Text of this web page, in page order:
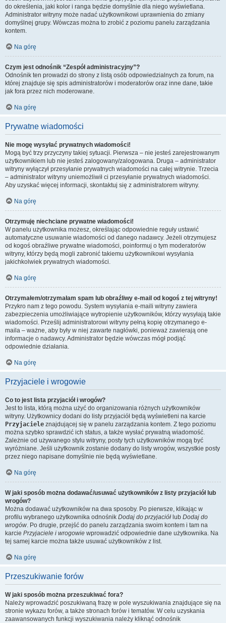
do określenia, jaki kolor i ranga będzie domyślnie dla niego wyświetlana.
Administrator witryny może nadać użytkownikowi uprawnienia do zmiany
domyślnej grupy. Wówczas można to zrobić z poziomu panelu zarządzania
kontem.
Na górę
Czym jest odnośnik “Zespół administracyjny”?
Odnośnik ten prowadzi do strony z listą osób odpowiedzialnych za forum, na
której znajduje się spis administratorów i moderatorów oraz inne dane, takie
jak fora przez nich moderowane.
Na górę
Prywatne wiadomości
Nie mogę wysyłać prywatnych wiadomości!
Mogą być trzy przyczyny takiej sytuacji. Pierwsza – nie jesteś zarejestrowanym
użytkownikiem lub nie jesteś zalogowany/zalogowana. Druga – administrator
witryny wyłączył przesyłanie prywatnych wiadomości na całej witrynie. Trzecia
– administrator witryny uniemożliwił ci przesyłanie prywatnych wiadomości.
Aby uzyskać więcej informacji, skontaktuj się z administratorem witryny.
Na górę
Otrzymuję niechciane prywatne wiadomości!
W panelu użytkownika możesz, określając odpowiednie reguły ustawić
automatyczne usuwanie wiadomości od danego nadawcy. Jeżeli otrzymujesz
od kogoś obraźliwe prywatne wiadomości, poinformuj o tym moderatorów
witryny, którzy będą mogli zabronić takiemu użytkownikowi wysyłania
jakichkolwiek prywatnych wiadomości.
Na górę
Otrzymałem/otrzymałam spam lub obraźliwy e-mail od kogoś z tej witryny!
Przykro nam z tego powodu. System wysyłania e-maili witryny zawiera
zabezpieczenia umożliwiające wytropienie użytkowników, którzy wysyłają takie
wiadomości. Prześlij administratorowi witryny pełną kopię otrzymanego e-
maila – ważne, aby były w niej zawarte nagłówki, ponieważ zawierają one
informacje o nadawcy. Administrator będzie wówczas mógł podjąć
odpowiednie działania.
Na górę
Przyjaciele i wrogowie
Co to jest lista przyjaciół i wrogów?
Jest to lista, którą można użyć do organizowania różnych użytkowników
witryny. Użytkownicy dodani do listy przyjaciół będą wyświetleni na karcie
Przyjaciele znajdującej się w panelu zarządzania kontem. Z tego poziomu
można szybko sprawdzić ich status, a także wysłać prywatną wiadomość.
Zależnie od używanego stylu witryny, posty tych użytkowników mogą być
wyróżniane. Jeśli użytkownik zostanie dodany do listy wrogów, wszystkie posty
przez niego napisane domyślnie nie będą wyświetlane.
Na górę
W jaki sposób można dodawać/usuwać użytkowników z listy przyjaciół lub
wrogów?
Można dodawać użytkowników na dwa sposoby. Po pierwsze, klikając w
profilu wybranego użytkownika odnośnik Dodaj do przyjaciół lub Dodaj do
wrogów. Po drugie, przejść do panelu zarządzania swoim kontem i tam na
karcie Przyjaciele i wrogowie wprowadzić odpowiednie dane użytkownika. Na
tej samej karcie można także usuwać użytkowników z list.
Na górę
Przeszukiwanie forów
W jaki sposób można przeszukiwać fora?
Należy wprowadzić poszukiwaną frazę w pole wyszukiwania znajdujące się na
stronie wykazu forów, a także stronach forów i tematów. W celu uzyskania
zaawansowanych funkcji wyszukiwania należy kliknąć odnośnik